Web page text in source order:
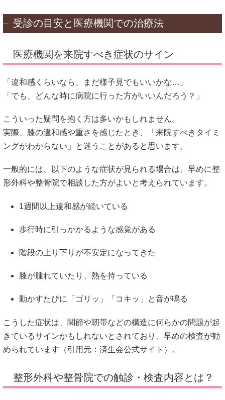
受診の目安と医療機関での治療法
医療機関を来院すべき症状のサイン
「違和感くらいなら、まだ様子見でもいいかな…」
「でも、どんな時に病院に行った方がいいんだろう？」
こういった疑問を抱く方は多いかもしれません。
実際、膝の違和感や重さを感じたとき、「来院すべきタイミ
ングがわからない」と迷うことがあると思います。
一般的には、以下のような症状が見られる場合は、早めに整
形外科や整骨院で相談した方がよいと考えられています。
1週間以上違和感が続いている
歩行時に引っかかるような感覚がある
階段の上り下りが不安定になってきた
膝が腫れていたり、熱を持っている
動かすたびに「ゴリッ」「コキッ」と音が鳴る
こうした症状は、関節や靭帯などの構造に何らかの問題が起
きているサインかもしれないとされており、早めの検査が勧
められています（引用元： 済生会公式サイト ）。
整形外科や整骨院での触診・検査内容とは？